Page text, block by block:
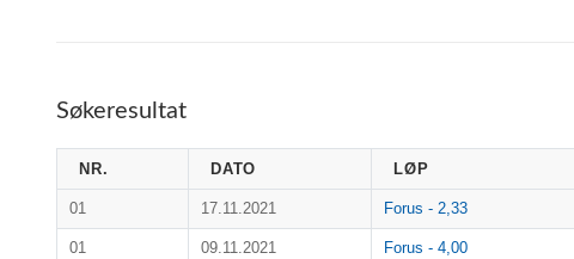
Søkeresultat
NR. DATO LØP
01 17.11.2021 Forus - 2,33
01 09.11.2021 Forus - 4,00